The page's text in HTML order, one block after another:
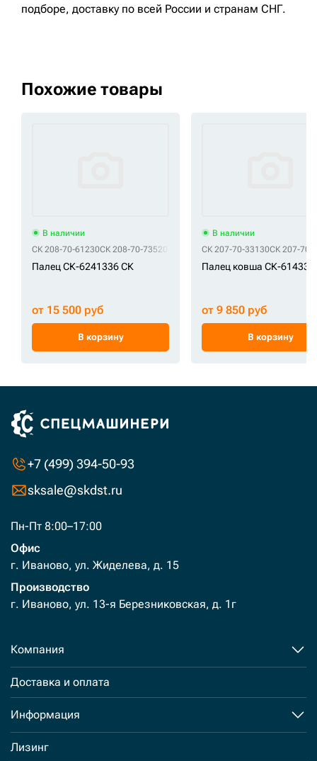
подборе, доставку по всей России и странам СНГ.
Похожие товары
В наличии
СК 208-70-61230СК 208-70-73520
Палец СК-6241336 СК
от 15 500 руб
В корзину
В наличии
СК 207-70-33130СК 207-70-
Палец ковша СК-
от 9 850 руб
В корзину
+7 (499) 394-50-93
sksale@skdst.ru
Пн-Пт 8:00–17:00
Офис
г. Иваново, ул. Жиделева, д. 15
Производство
г. Иваново, ул. 13-я Березниковская, д. 1г
Компания
Доставка и оплата
Информация
Лизинг